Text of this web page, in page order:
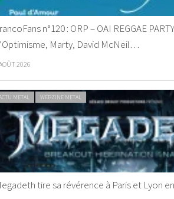
n°120 : ORP – OAI REGGAE
Marty, David McNeil…
2026
METAL WEBZINE METAL
tire sa révérence à Paris et Lyon